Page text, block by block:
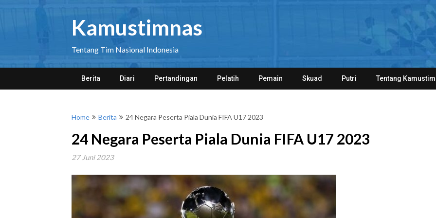
Kamustimnas
Tentang Tim Nasional Indonesia
Berita Diari Pertandingan Pelatih Pemain Skuad Putri Tentang
Home Berita 24 Negara Peserta Piala Dunia FIFA U17 2023
24 Negara Peserta Piala Dunia FIFA U17 2023
27 Juni 2023